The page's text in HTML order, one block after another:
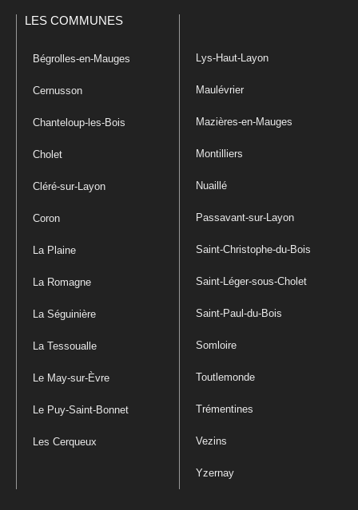
LES COMMUNES
Bégrolles-en-Mauges
Cernusson
Chanteloup-les-Bois
Cholet
Cléré-sur-Layon
Coron
La Plaine
La Romagne
La Séguinière
La Tessoualle
Le May-sur-Èvre
Le Puy-Saint-Bonnet
Les Cerqueux
Lys-Haut-Layon
Maulévrier
Mazières-en-Mauges
Montilliers
Nuaillé
Passavant-sur-Layon
Saint-Christophe-du-Bois
Saint-Léger-sous-Cholet
Saint-Paul-du-Bois
Somloire
Toutlemonde
Trémentines
Vezins
Yzernay